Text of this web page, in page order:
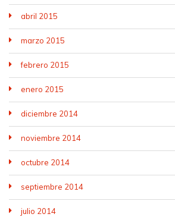
abril 2015
marzo 2015
febrero 2015
enero 2015
diciembre 2014
noviembre 2014
octubre 2014
septiembre 2014
julio 2014